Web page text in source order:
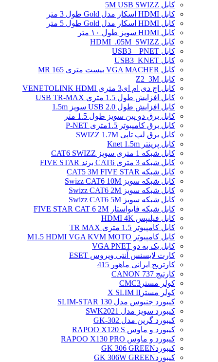
کابل 5M USB SWIZZ
کابل HDMI اسکار مدل Gold طول 3 متر
کابل HDMI اسکار مدل Gold طول 5 متر
کابل HDMI سویز طول ۱۰ متر
کابل HDMI_.05M_SWIZZ
کابل USB3 _ PNET
کابل USB3_KNET
کابل VGA MACHER بیست متری MR 165
کابل Z2_3M
کابل اچ دی ام ای3 متری VENETOLINK HDMI
کابل افزایش طول 1.5 متری USB TR-MAX
کابل افزایش طول USB 2.0 سویز 1.5m
کابل برق دو پین سویز طول 1.5 متر
کابل برق کامپیوتر 1.5ﻣﺘﺮی P-NET
کابل برق لپ تاپی SWIZZ 1.7M
کابل پرینتر Knet 1.5m
کابل شبکه 1 متری سویز CAT6 SWIZZ
کابل شبکه 3 متری CAT6 برند FIVE STAR
کابل شبکه CAT5 3M FIVE STAR
کابل شبکه سویز Swizz CAT6 10M
کابل شبکه سویز Swizz CAT6 2M
کابل شبکه سویز Swizz CAT6 5M
کابل شبکه فایواستار FIVE STAR CAT 6 2M
کابل فیلیپس HDMI 4K
کابل کامپیوتر 1.5 متری TR MAX
کابل کامپیوتر M1.5 HDMI VGA KVM MOTO
کابل یک به دو VGA PNET
کارت لایسنس آنتی ویروس ESET
کارتریج ایرانی ماهور 415
کارتیج 737 CANON
کولر مسترCMC3
کولر مسترX SLIM II
کیبورد جنیوس مدل SLIM-STAR 130
کیبورد سویز مدل SWK2021
کیبورد گرین مدل GK-302
کیبورد و ماوس RAPOO X120 S
کیبورد و ماوس RAPOO X130 PRO
کیبوردGK 306 GREEN
کیبوردGK 306W GREEN